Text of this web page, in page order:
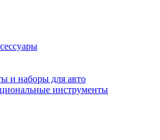
и наборы для авто
инструменты